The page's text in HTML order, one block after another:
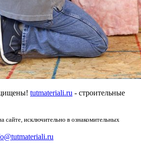
tutmateriali.ru - строительные
сайте, исключительно в ознакомительных